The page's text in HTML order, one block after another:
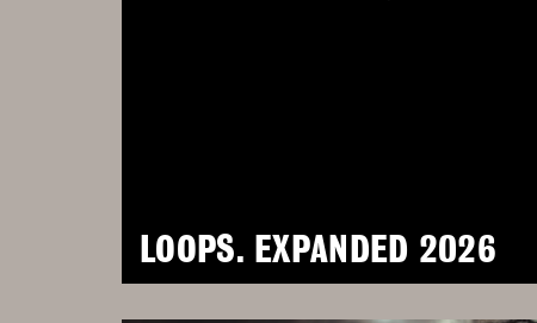
LOOPS. EXPANDED 2026